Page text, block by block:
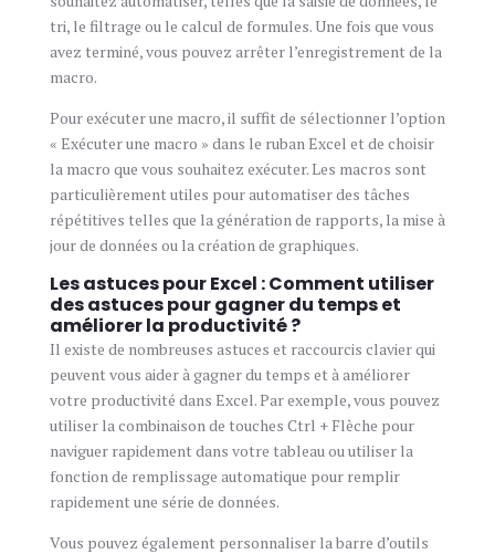
tri, le filtrage ou le calcul de formules. Une fois que vous
avez terminé, vous pouvez arrêter l’enregistrement de la
macro.
Pour exécuter une macro, il suffit de sélectionner l’option
« Exécuter une macro » dans le ruban Excel et de choisir
la macro que vous souhaitez exécuter. Les macros sont
particulièrement utiles pour automatiser des tâches
répétitives telles que la génération de rapports, la mise à
jour de données ou la création de graphiques.
Les astuces pour Excel : Comment utiliser
des astuces pour gagner du temps et
améliorer la productivité ?
Il existe de nombreuses astuces et raccourcis clavier qui
peuvent vous aider à gagner du temps et à améliorer
votre productivité dans Excel. Par exemple, vous pouvez
utiliser la combinaison de touches Ctrl + Flèche pour
naviguer rapidement dans votre tableau ou utiliser la
fonction de remplissage automatique pour remplir
rapidement une série de données.
Vous pouvez également personnaliser la barre d’outils